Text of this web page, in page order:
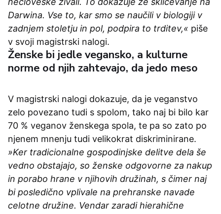
Darwina. Vse to, kar smo se naučili v biologiji v
zadnjem stoletju in pol, podpira to trditev,« piše
v svoji magistrski nalogi.
Ženske bi jedle vegansko, a kulturne
norme od njih zahtevajo, da jedo meso
V magistrski nalogi dokazuje, da je veganstvo
zelo povezano tudi s spolom, tako naj bi bilo kar
70 % veganov ženskega spola, te pa so zato po
njenem mnenju tudi velikokrat diskriminirane.
»Ker tradicionalne gospodinjske delitve dela še
vedno obstajajo, so ženske odgovorne za nakup
in porabo hrane v njihovih družinah, s čimer naj
bi posledično vplivale na prehranske navade
celotne družine. Vendar zaradi hierahične